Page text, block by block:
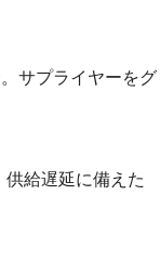
サプライヤーをグ
給遅延に備えた